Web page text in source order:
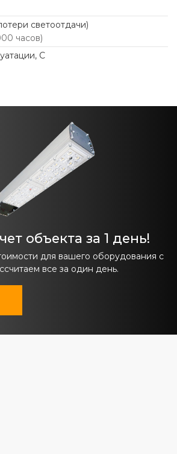
светоотдачи)
часов)
С
объекта за 1 день!
для вашего оборудования с
все за один день.